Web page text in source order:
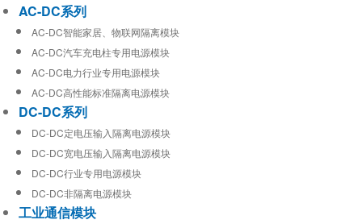
AC-DC系列
AC-DC智能家居、物联网隔离模块
AC-DC汽车充电柱专用电源模块
AC-DC电力行业专用电源模块
AC-DC高性能标准隔离电源模块
DC-DC系列
DC-DC定电压输入隔离电源模块
DC-DC宽电压输入隔离电源模块
DC-DC行业专用电源模块
DC-DC非隔离电源模块
工业通信模块